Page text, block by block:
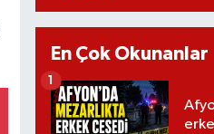
En Çok Okunanlar
1